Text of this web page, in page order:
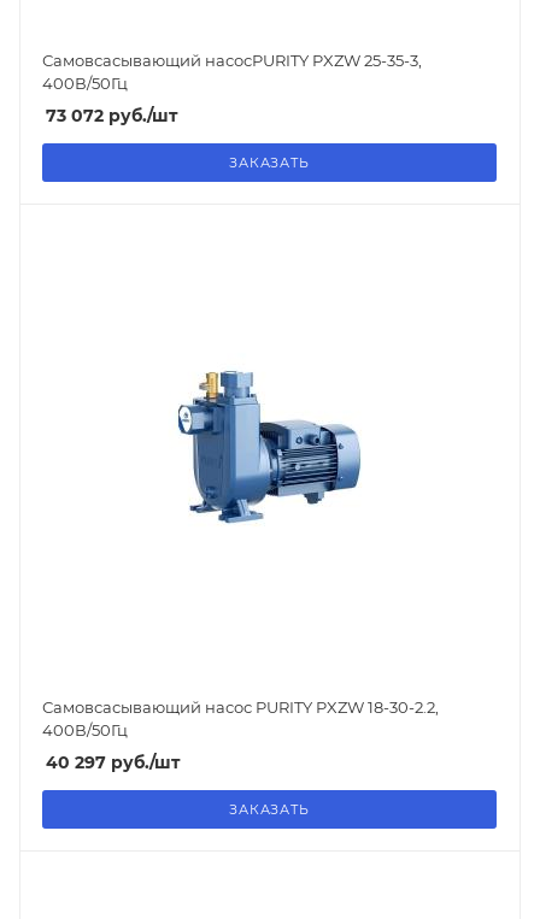
Самовсасывающий насосPURITY PXZW 25-35-3
400В/50Гц
73 072 руб./шт
ЗАКАЗАТЬ
Самовсасывающий насос PURITY PXZW 18-30-2.2
400В/50Гц
40 297 руб./шт
ЗАКАЗАТЬ